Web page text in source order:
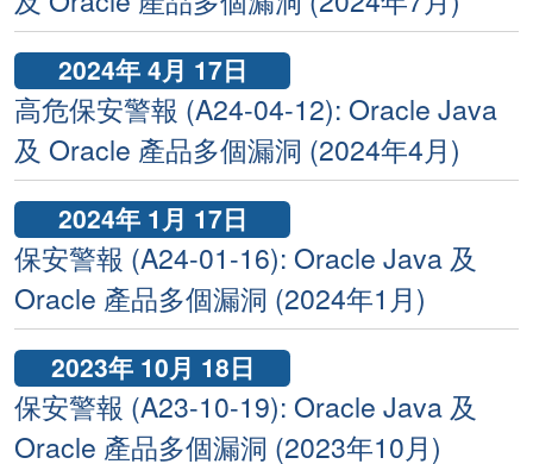
2024年 4月 17日
高危保安警報 (A24-04-12): Oracle Java
及 Oracle 產品多個漏洞 (2024年4月)
2024年 1月 17日
保安警報 (A24-01-16): Oracle Java 及
Oracle 產品多個漏洞 (2024年1月)
2023年 10月 18日
保安警報 (A23-10-19): Oracle Java 及
Oracle 產品多個漏洞 (2023年10月)